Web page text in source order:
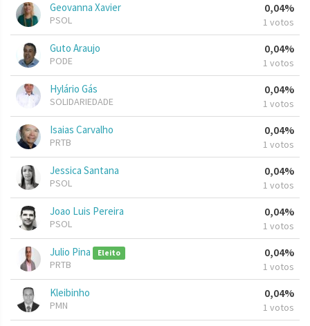
Geovanna Xavier
PSOL
0,04%
1 votos
Guto Araujo
PODE
0,04%
1 votos
Hylário Gás
SOLIDARIEDADE
0,04%
1 votos
Isaias Carvalho
PRTB
0,04%
1 votos
Jessica Santana
PSOL
0,04%
1 votos
Joao Luis Pereira
PSOL
0,04%
1 votos
Julio Pina Eleito
PRTB
0,04%
1 votos
Kleibinho
PMN
0,04%
1 votos